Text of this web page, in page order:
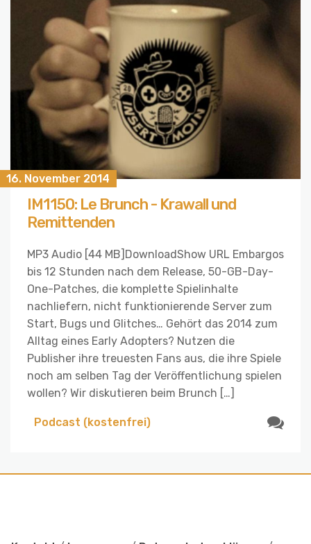
16. November 2014
IM1150: Le Brunch - Krawall und
Remittenden
MP3 Audio [44 MB]DownloadShow URL Embargos
bis 12 Stunden nach dem Release, 50-GB-Day-
One-Patches, die komplette Spielinhalte
nachliefern, nicht funktionierende Server zum
Start, Bugs und Glitches… Gehört das 2014 zum
Alltag eines Early Adopters? Nutzen die
Publisher ihre treuesten Fans aus, die ihre Spiele
noch am selben Tag der Veröffentlichung spielen
wollen? Wir diskutieren beim Brunch […]
Podcast (kostenfrei)